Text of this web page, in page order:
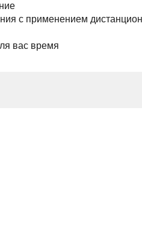
с применением
вас время